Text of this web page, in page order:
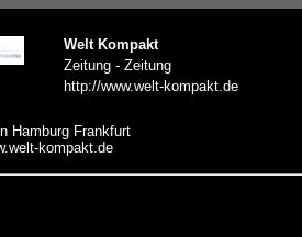
Welt Kompakt
Zeitung - Zeitung
http://www.welt-kompakt.de
Hamburg Frankfurt
kompakt.de